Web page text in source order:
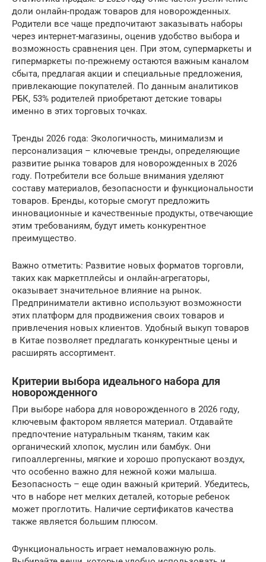
доли онлайн-продаж товаров для новорожденных.
Родители все чаще предпочитают заказывать наборы
через интернет-магазины, оценив удобство выбора и
возможность сравнения цен. При этом, супермаркеты и
гипермаркеты по-прежнему остаются важным каналом
сбыта, предлагая акции и специальные предложения,
привлекающие покупателей. По данным аналитиков
РБК, 53% родителей приобретают детские товары
именно в этих торговых точках.
Тренды 2026 года: Экологичность, минимализм и
персонализация – ключевые тренды, определяющие
развитие рынка товаров для новорожденных в 2026
году. Потребители все больше внимания уделяют
составу материалов, безопасности и функциональности
товаров. Бренды, которые смогут предложить
инновационные и качественные продукты, отвечающие
этим требованиям, будут иметь конкурентное
преимущество.
Важно отметить: Развитие новых форматов торговли,
таких как маркетплейсы и онлайн-агрегаторы,
оказывает значительное влияние на рынок.
Предприниматели активно используют возможности
этих платформ для продвижения своих товаров и
привлечения новых клиентов. Удобный выкуп товаров
в Китае позволяет предлагать конкурентные цены и
расширять ассортимент.
Критерии выбора идеального набора для
новорожденного
При выборе набора для новорожденного в 2026 году,
ключевым фактором является материал. Отдавайте
предпочтение натуральным тканям, таким как
органический хлопок, муслин или бамбук. Они
гипоаллергенны, мягкие и хорошо пропускают воздух,
что особенно важно для нежной кожи малыша.
Безопасность – еще один важный критерий. Убедитесь,
что в наборе нет мелких деталей, которые ребенок
может проглотить. Наличие сертификатов качества
также является большим плюсом.
Функциональность играет немаловажную роль.